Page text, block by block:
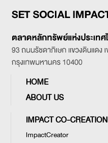
HOME
ABOUT US
IMPACT CO-CREATION
ImpactCreator